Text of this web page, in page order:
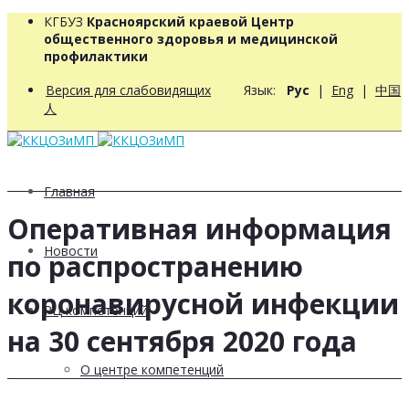
КГБУЗ Красноярский краевой Центр
общественного здоровья и медицинской
профилактики
Версия для слабовидящих Язык: Рус | Eng | 中国
人
Главная
Новости
РЦ компетенций
О центре компетенций
Оперативная информация
по распространению
коронавирусной инфекции
на 30 сентября 2020 года